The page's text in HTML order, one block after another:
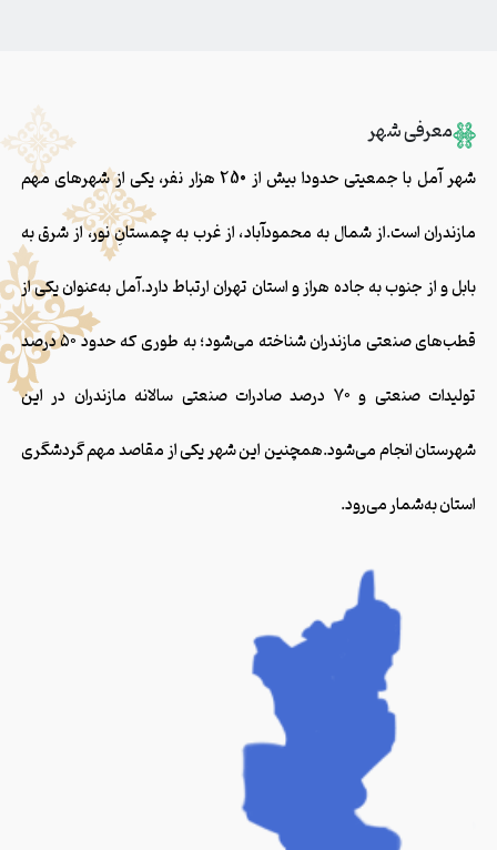
معرفی شهر
شهر آمل با جمعیتی حدودا بیش از 250 هزار نفر، یکی از شهرهای مهم
مازندران است.از شمال به محمودآباد، از غرب به چمستانِ نور، از شرق به
بابل و از جنوب به جاده هراز و استان تهران ارتباط دارد.آمل به‌عنوان یکی از
قطب‌های صنعتی مازندران شناخته می‌شود؛ به‌‌ طوری که حدود ۵۰ درصد
تولیدات صنعتی و ۷۰ درصد صادرات صنعتی سالانه مازندران در این
شهرستان انجام می‌شود.همچنین این شهر یکی از مقاصد مهم گردشگری
استان به‌شمار می‌رود.